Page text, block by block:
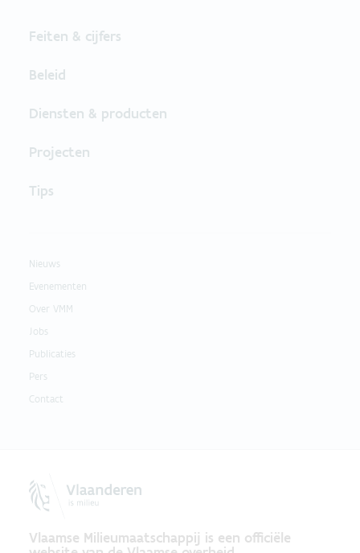
Feiten & cijfers
Beleid
Diensten & producten
Projecten
Tips
Nieuws
Evenementen
Over VMM
Jobs
Publicaties
Pers
Contact
Vlaamse Milieumaatschappij is een officiële